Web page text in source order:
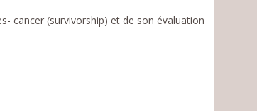
cancer (survivorship) et de son évaluation